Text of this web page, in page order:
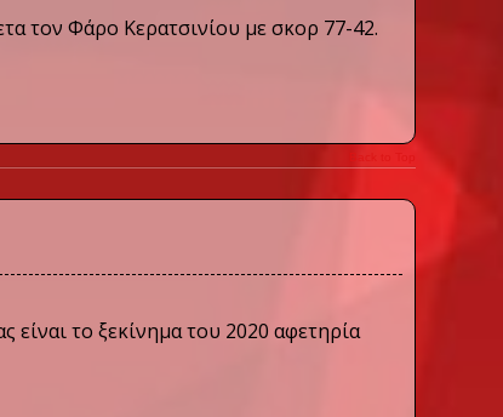
τον Φάρο Κερατσινίου με σκορ 77-42.
είναι το ξεκίνημα του 2020 αφετηρία